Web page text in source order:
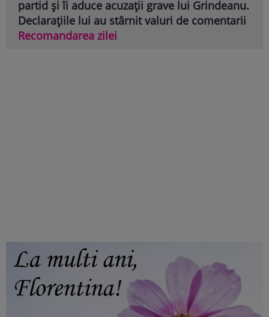
partid și îi aduce acuzații grave lui Grindeanu.
Declarațiile lui au stârnit valuri de comentarii
Recomandarea zilei